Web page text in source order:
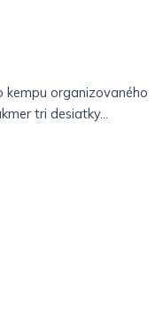
kempu organizovaného
tri desiatky...